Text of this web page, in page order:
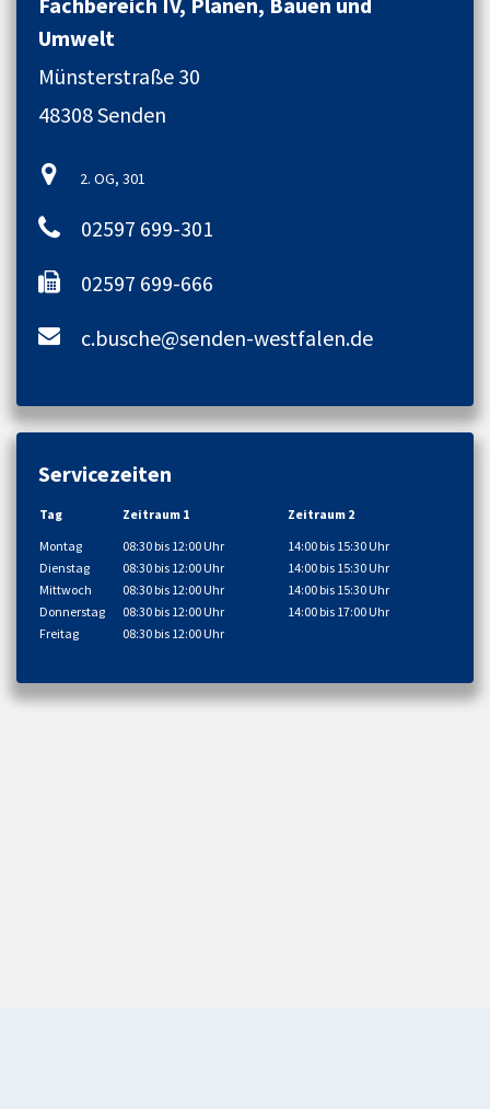
Umwelt
Münsterstraße 30
48308 Senden
2. OG, 301
02597 699-301
02597 699-666
c.busche@senden-westfalen.de
Servicezeiten
Tag Zeitraum 1
Zeitraum 2
Montag
08:30 bis 12:00 Uhr
14:00 bis 15:30 Uhr
Dienstag
08:30 bis 12:00 Uhr
14:00 bis 15:30 Uhr
Mittwoch
08:30 bis 12:00 Uhr
14:00 bis 15:30 Uhr
Donnerstag
08:30 bis 12:00 Uhr
14:00 bis 17:00 Uhr
Freitag
08:30 bis 12:00 Uhr